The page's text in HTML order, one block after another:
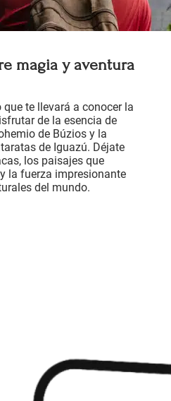
magia y aventura
te llevará a conocer la
de la esencia de
de Búzios y la
de Iguazú. Déjate
los paisajes que
la fuerza impresionante
del mundo.